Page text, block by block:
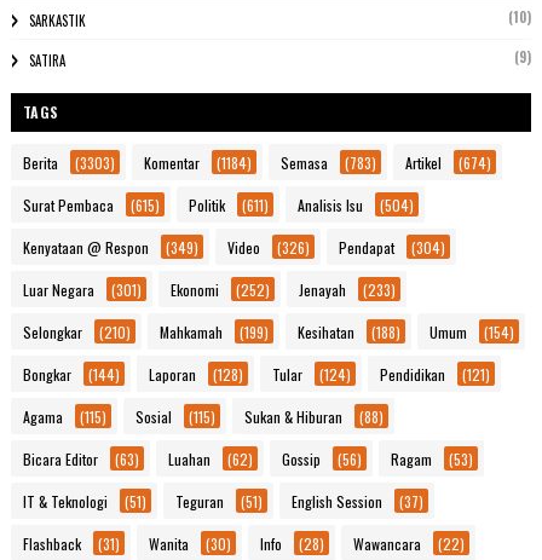
SARKASTIK (10)
SATIRA (9)
TAGS
Berita (3303) Komentar (1184) Semasa (783) Artikel (674)
Surat Pembaca (615) Politik (611) Analisis Isu (504)
Kenyataan @ Respon (349) Video (326) Pendapat (304)
Luar Negara (301) Ekonomi (252) Jenayah (233)
Selongkar (210) Mahkamah (199) Kesihatan (188) Umum (154)
Bongkar (144) Laporan (128) Tular (124) Pendidikan (121)
Agama (115) Sosial (115) Sukan & Hiburan (88)
Bicara Editor (63) Luahan (62) Gossip (56) Ragam (53)
IT & Teknologi (51) Teguran (51) English Session (37)
Flashback (31) Wanita (30) Info (28) Wawancara (22)